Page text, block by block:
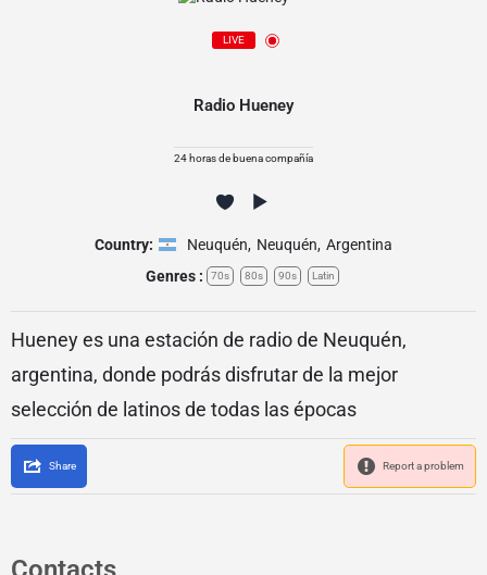
LIVE
Radio Hueney
24 horas de buena compañía
Country: Neuquén, Neuquén, Argentina
Genres :
70s 80s 90s Latin
Hueney es una estación de radio de Neuquén,
argentina, donde podrás disfrutar de la mejor
selección de latinos de todas las épocas
Share Report a problem